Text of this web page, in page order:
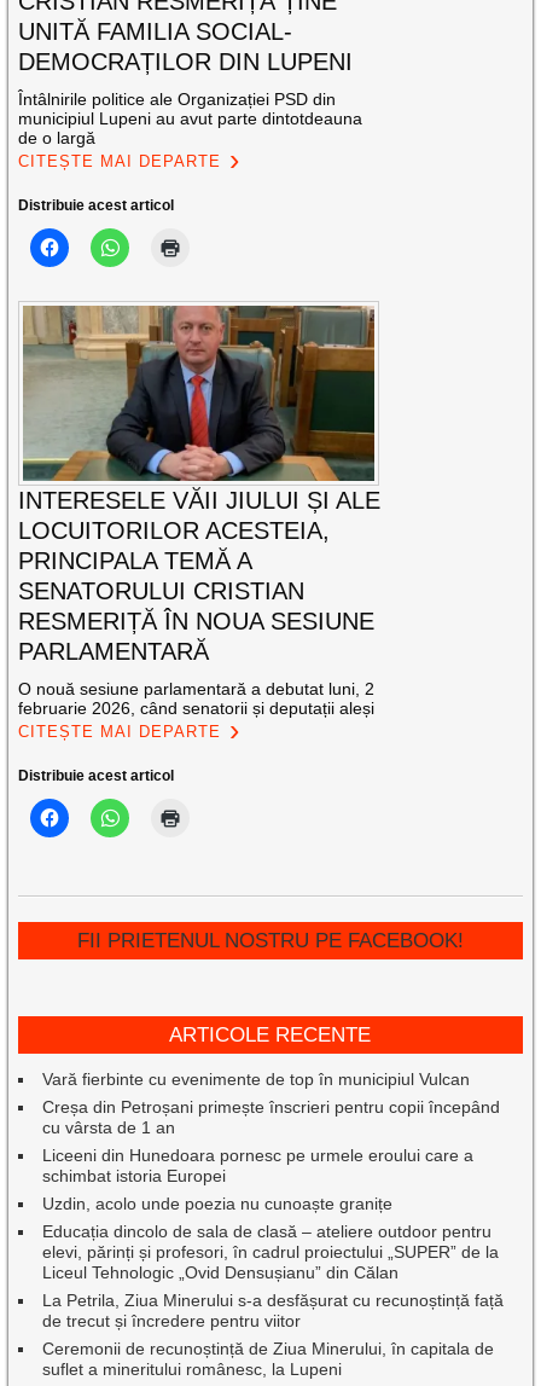
UNITĂ FAMILIA SOCIAL-
DEMOCRAȚILOR DIN LUPENI
Întâlnirile politice ale Organizației PSD din
municipiul Lupeni au avut parte dintotdeauna
de o largă
CITEȘTE MAI DEPARTE
Distribuie acest articol
INTERESELE VĂII JIULUI ȘI ALE
LOCUITORILOR ACESTEIA,
PRINCIPALA TEMĂ A
SENATORULUI CRISTIAN
RESMERIȚĂ ÎN NOUA SESIUNE
PARLAMENTARĂ
O nouă sesiune parlamentară a debutat luni, 2
februarie 2026, când senatorii și deputații aleși
CITEȘTE MAI DEPARTE
Distribuie acest articol
FII PRIETENUL NOSTRU PE FACEBOOK!
ARTICOLE RECENTE
Vară fierbinte cu evenimente de top în municipiul Vulcan
Creșa din Petroșani primește înscrieri pentru copii începând
cu vârsta de 1 an
Liceeni din Hunedoara pornesc pe urmele eroului care a
schimbat istoria Europei
Uzdin, acolo unde poezia nu cunoaște granițe
Educația dincolo de sala de clasă – ateliere outdoor pentru
elevi, părinți și profesori, în cadrul proiectului „SUPER” de la
Liceul Tehnologic „Ovid Densușianu” din Călan
La Petrila, Ziua Minerului s-a desfășurat cu recunoștință față
de trecut și încredere pentru viitor
Ceremonii de recunoștință de Ziua Minerului, în capitala de
suflet a mineritului românesc, la Lupeni